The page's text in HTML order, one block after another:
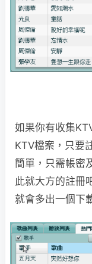
如果你有收集
KTV檔案，只要
簡單，只需帳密
此就大方的註冊
就會多出一個下